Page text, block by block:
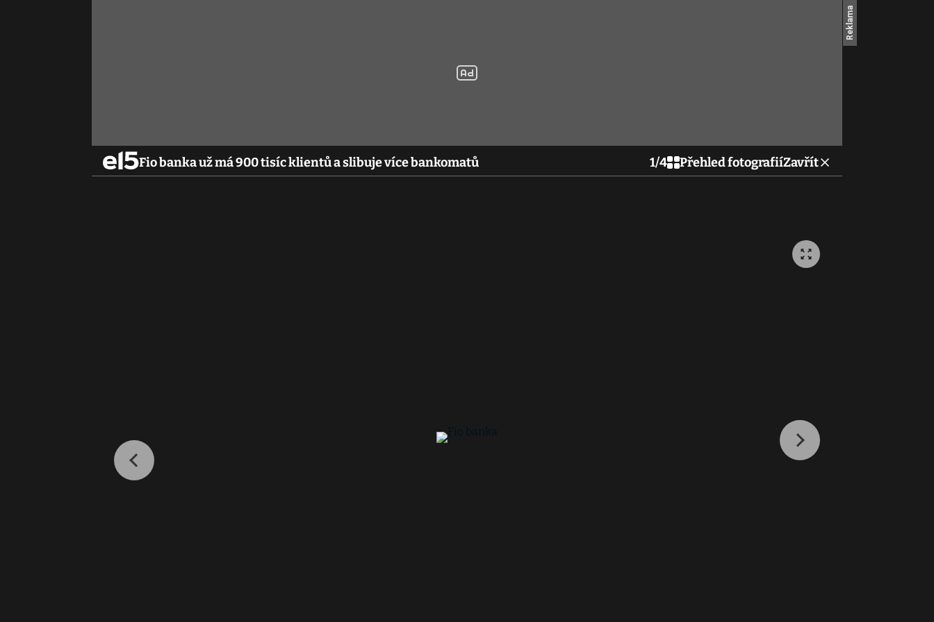
Fio banka už má 900 tisíc klientů a slibuje více bankomatů 1/4 Přehled fotografiíZavřít